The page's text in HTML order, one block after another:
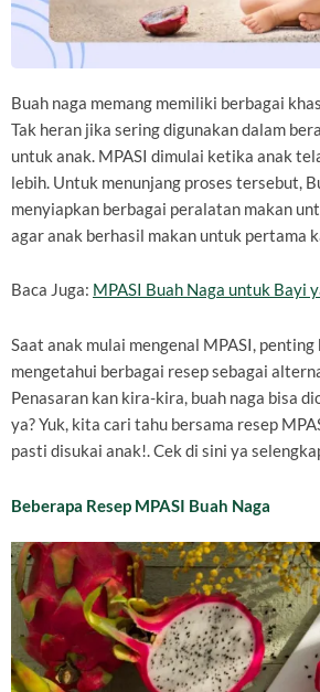
Buah naga memang memiliki berbagai
Tak heran jika sering digunakan dalam
untuk anak. MPASI dimulai ketika anak
lebih. Untuk menunjang proses tersebut,
menyiapkan berbagai peralatan makan
agar anak berhasil makan untuk pertama
Baca Juga: MPASI Buah Naga untuk Bayi
Saat anak mulai mengenal MPASI,
mengetahui berbagai resep sebagai
Penasaran kan kira-kira, buah naga bisa
ya? Yuk, kita cari tahu bersama resep
pasti disukai anak!. Cek di sini ya
Beberapa Resep MPASI Buah Naga